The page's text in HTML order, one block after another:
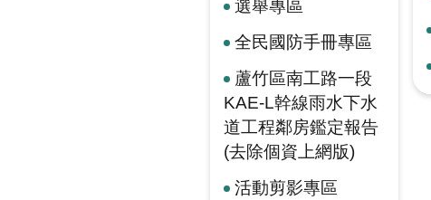
選舉專區
全民國防手冊專區
蘆竹區南工路一段
KAE-L幹線雨水下水
道工程鄰房鑑定報告
(去除個資上網版)
活動剪影專區